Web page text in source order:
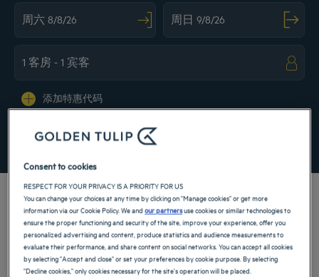
寻找酒店
添加特惠代码
我们的郁锦香酒店欢迎您来访拉波勒埃。为您提供餐厅、泊车服务、会
议室、舒适客房等——我们尽最大努力让您获得舒适住宿体验。丰富的
服务项目让您尽享休息、疗愈美好时光。
Consent to cookies
RESPECT FOR YOUR PRIVACY IS A PRIORITY FOR US
You can change your choices at any time by clicking on "Manage cookies" or get more
information via our Cookie Policy. We andour partnersuse cookies or similar technologies to
ensure the proper functioning and security of the site, improve your experience, offer you
personalized advertising and content, produce statistics and audience measurements to
evaluate their performance, and share content on social networks. You can accept all cookies
by selecting "Accept and close" or set your preferences by cookie purpose. By selecting
"Decline cookies," only cookies necessary for the site's operation will be placed.